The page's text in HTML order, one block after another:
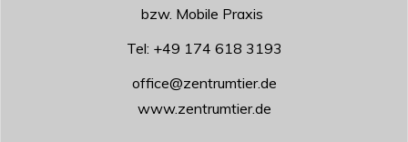
bzw. Mobile Praxis
Tel: +49 174 618 3193
office@zentrumtier.de
www.zentrumtier.de